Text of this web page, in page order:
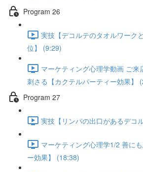
Program 26
実技【デコルテのタオルワーク
位】 (9:29)
マーケティング心理学動画 ご来
刺さる【カクテルパーティー効果】
Program 27
実技【リンパの出口があるデコ
マーケティング心理学1/2 善に
ー効果】 (18:38)